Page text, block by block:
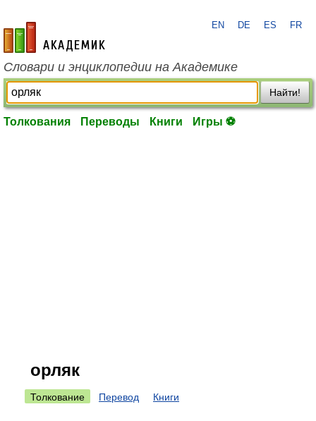
academic.ru
EN DE ES FR
Словари и энциклопедии на Академике
Найти!
Толкования Переводы Книги Игры ⚽
орляк
Толкование Перевод Книги